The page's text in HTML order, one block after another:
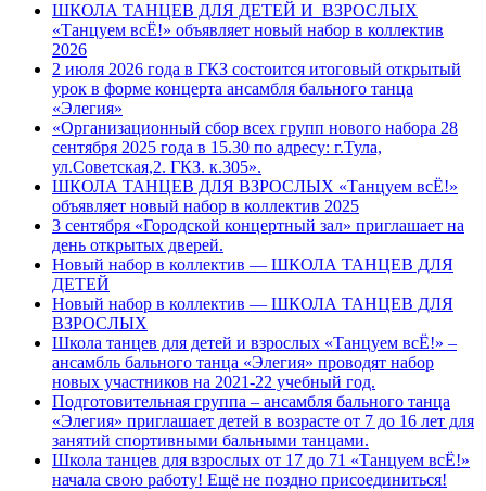
ШКОЛА ТАНЦЕВ ДЛЯ ДЕТЕЙ И ВЗРОСЛЫХ
«Танцуем всЁ!» объявляет новый набор в коллектив
2026
2 июля 2026 года в ГКЗ состоится итоговый открытый
урок в форме концерта ансамбля бального танца
«Элегия»
«Организационный сбор всех групп нового набора 28
сентября 2025 года в 15.30 по адресу: г.Тула,
ул.Советская,2. ГКЗ. к.305».
ШКОЛА ТАНЦЕВ ДЛЯ ВЗРОСЛЫХ «Танцуем всЁ!»
объявляет новый набор в коллектив 2025
3 сентября «Городской концертный зал» приглашает на
день открытых дверей.
Новый набор в коллектив — ШКОЛА ТАНЦЕВ ДЛЯ
ДЕТЕЙ
Новый набор в коллектив — ШКОЛА ТАНЦЕВ ДЛЯ
ВЗРОСЛЫХ
Школа танцев для детей и взрослых «Танцуем всЁ!» –
ансамбль бального танца «Элегия» проводят набор
новых участников на 2021-22 учебный год.
Подготовительная группа – ансамбля бального танца
«Элегия» приглашает детей в возрасте от 7 до 16 лет для
занятий спортивными бальными танцами.
Школа танцев для взрослых от 17 до 71 «Танцуем всЁ!»
начала свою работу! Ещё не поздно присоединиться!